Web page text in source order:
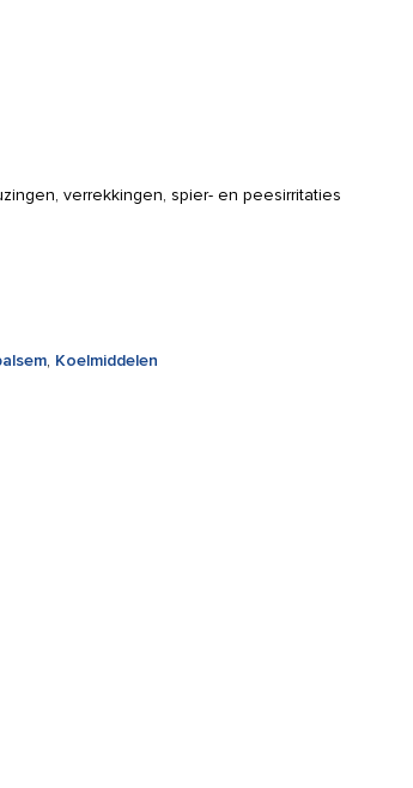
verrekkingen, spier- en peesirritaties
, Koelmiddelen